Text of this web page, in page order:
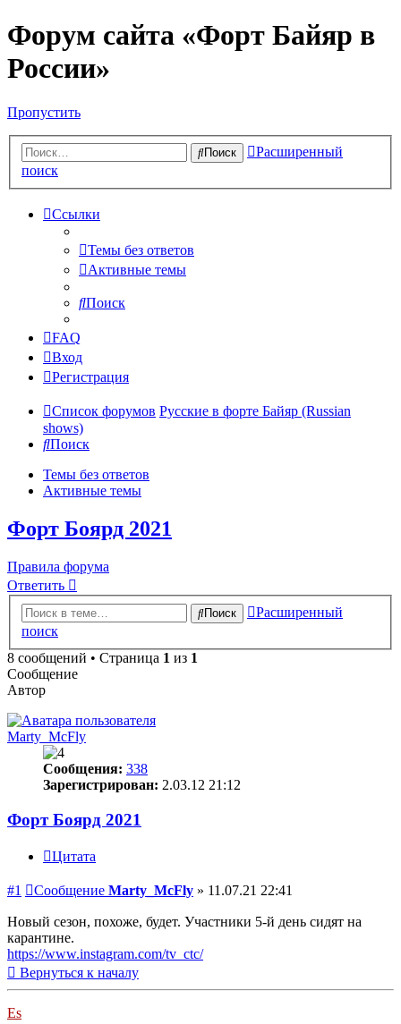
Форум сайта «Форт Байяр в
России»
Пропустить
Поиск
Расширенный
поиск
Ссылки
Темы без ответов
Активные темы
Поиск
FAQ
Вход
Регистрация
Список форумов Русские в форте Байяр (Russian
shows)
Поиск
Темы без ответов
Активные темы
Форт Боярд 2021
Правила форума
Ответить
Поиск
Расширенный
поиск
8 сообщений • Страница 1 из 1
Сообщение
Автор
Marty_McFly
Сообщения: 338
Зарегистрирован: 2.03.12 21:12
Форт Боярд 2021
Цитата
#1 Сообщение Marty_McFly » 11.07.21 22:41
Новый сезон, похоже, будет. Участники 5-й день сидят на
карантине.
https://www.instagram.com/tv_ctc/
Вернуться к началу
Es